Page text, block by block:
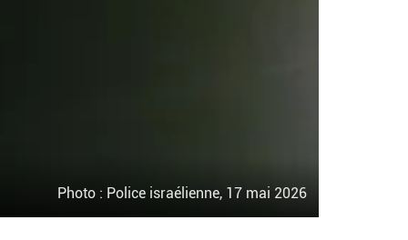
Photo : Police israélienne, 17 mai 2026